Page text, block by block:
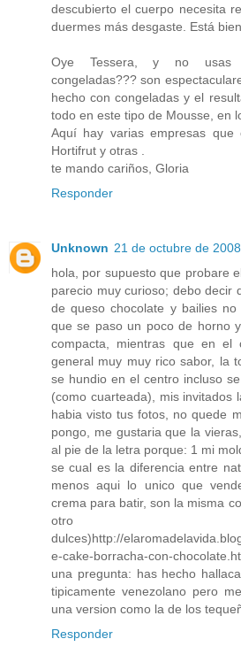
descubierto el cuerpo necesita
duermes más desgaste. Está
Oye Tessera, y no usas
congeladas??? son
hecho con congeladas y el
todo en este tipo de Mousse, en
Aquí hay varias empresas que
Hortifrut y otras .
te mando cariños, Gloria
Responder
Unknown 21 de octubre de
hola, por supuesto que probare
parecio muy curioso; debo decir
de queso chocolate y bailies
que se paso un poco de horno
compacta, mientras que en el
general muy muy rico sabor, la
se hundio en el centro incluso
(como cuarteada), mis invitados
habia visto tus fotos, no quede
pongo, me gustaria que la
al pie de la letra porque: 1 mi
se cual es la diferencia entre
menos aqui lo unico que
crema para batir, son la misma
otro
dulces)http://
e-cake-borracha-con-
una pregunta: has hecho
tipicamente venezolano pero
una version como la de los
Responder